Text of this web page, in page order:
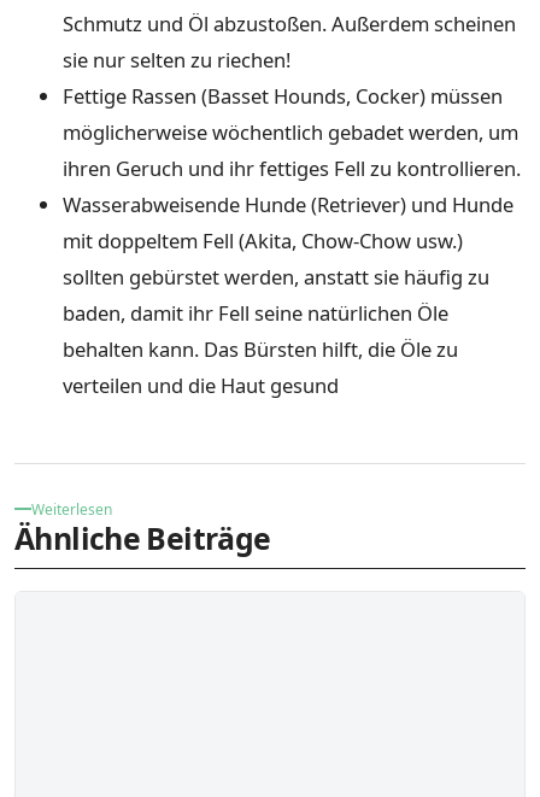
Schmutz und Öl abzustoßen. Außerdem scheinen
sie nur selten zu riechen!
Fettige Rassen (Basset Hounds, Cocker) müssen
möglicherweise wöchentlich gebadet werden, um
ihren Geruch und ihr fettiges Fell zu kontrollieren.
Wasserabweisende Hunde (Retriever) und Hunde
mit doppeltem Fell (Akita, Chow-Chow usw.)
sollten gebürstet werden, anstatt sie häufig zu
baden, damit ihr Fell seine natürlichen Öle
behalten kann. Das Bürsten hilft, die Öle zu
verteilen und die Haut gesund
Weiterlesen
Ähnliche Beiträge